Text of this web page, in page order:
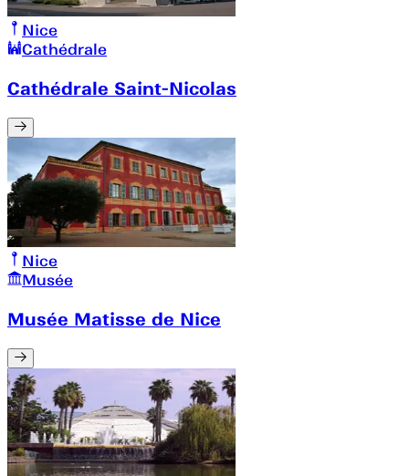
Nice
Cathédrale
Cathédrale Saint-Nicolas
Nice
Musée
Musée Matisse de Nice